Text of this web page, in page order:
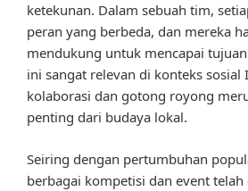
ketekunan. Dalam sebuah tim,
peran yang berbeda, dan mereka
mendukung untuk mencapai
ini sangat relevan di konteks sosial
kolaborasi dan gotong royong
penting dari budaya lokal.
Seiring dengan pertumbuhan
berbagai kompetisi dan event